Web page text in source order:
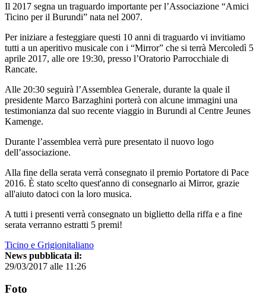
Il 2017 segna un traguardo importante per l’Associazione “Amici
Ticino per il Burundi” nata nel 2007.
Per iniziare a festeggiare questi 10 anni di traguardo vi invitiamo
tutti a un aperitivo musicale con i “Mirror” che si terrà Mercoledì 5
aprile 2017, alle ore 19:30, presso l’Oratorio Parrocchiale di
Rancate.
Alle 20:30 seguirà l’Assemblea Generale, durante la quale il
presidente Marco Barzaghini porterà con alcune immagini una
testimonianza dal suo recente viaggio in Burundi al Centre Jeunes
Kamenge.
Durante l’assemblea verrà pure presentato il nuovo logo
dell’associazione.
Alla fine della serata verrà consegnato il premio Portatore di Pace
2016. È stato scelto quest'anno di consegnarlo ai Mirror, grazie
all'aiuto datoci con la loro musica.
A tutti i presenti verrà consegnato un biglietto della riffa e a fine
serata verranno estratti 5 premi!
Ticino e Grigionitaliano
News pubblicata il:
29/03/2017 alle 11:26
Foto